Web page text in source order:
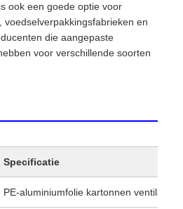
ook een goede optie voor
en
die aangepaste
voor verschillende soorten
Specificatie
PE-aluminiumfolie kartonnen